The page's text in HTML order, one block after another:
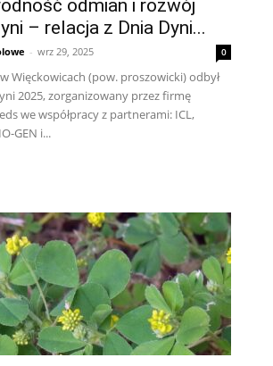
odmian i rozwój
– relacja z Dnia Dyni...
- wrz 29, 2025 0
Więckowicach (pow. proszowicki) odbył
2025, zorganizowany przez firmę
we współpracy z partnerami: ICL,
GEN i...